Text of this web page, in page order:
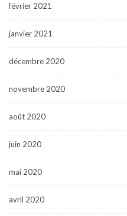
février 2021
janvier 2021
décembre 2020
novembre 2020
août 2020
juin 2020
mai 2020
avril 2020